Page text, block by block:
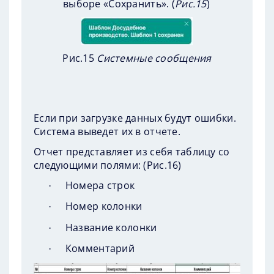
выборе «Сохранить». (Рис.15)
Рис.15 Системные сообщения
Если при загрузке данных будут ошибки.
Система выведет их в отчете.
Отчет представляет из себя таблицу со
следующими полями: (Рис.16)
· Номера строк
· Номер колонки
· Название колонки
· Комментарий